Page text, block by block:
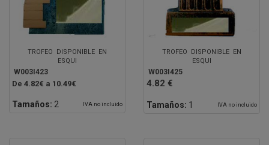
TROFEO DISPONIBLE EN
ESQUI
W003I423
De 4.82€ a 10.49€
Tamaños: 2 IVA no incluido
TROFEO DISPONIBLE EN
ESQUI
W003I425
4.82 €
Tamaños: 1 IVA no incluido